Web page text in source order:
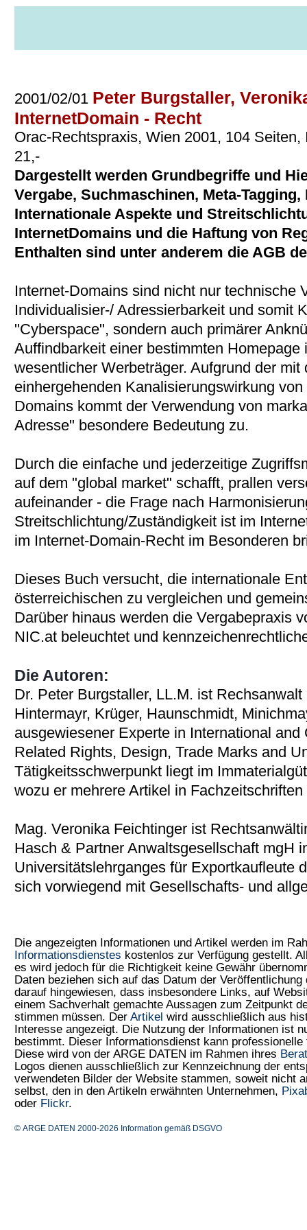
2001/02/01 Peter Burgstaller,
InternetDomain - Recht
Orac-Rechtspraxis, Wien 2001, 104
21,-
Dargestellt werden Grundbegriffe und
Vergabe, Suchmaschinen, Meta-
Internationale Aspekte und
InternetDomains und die Haftung von
Enthalten sind unter anderem die AGB
Internet-Domains sind nicht nur technische
Individualisier-/ Adressierbarkeit und somit
"Cyberspace", sondern auch primärer
Auffindbarkeit einer bestimmten Homepage
wesentlicher Werbeträger. Aufgrund der mit
einhergehenden Kanalisierungswirkung
Domains kommt der Verwendung von
Adresse" besondere Bedeutung zu.
Durch die einfache und jederzeitige
auf dem "global market" schafft, prallen
aufeinander - die Frage nach
Streitschlichtung/Zuständigkeit ist im
im Internet-Domain-Recht im Besonderen
Dieses Buch versucht, die internationale
österreichischen zu vergleichen und
Darüber hinaus werden die Vergabepraxis
NIC.at beleuchtet und
Die Autoren:
Dr. Peter Burgstaller, LL.M. ist
Hintermayr, Krüger, Haunschmidt,
ausgewiesener Experte in International
Related Rights, Design, Trade Marks and
Tätigkeitsschwerpunkt liegt im
wozu er mehrere Artikel in
Mag. Veronika Feichtinger ist
Hasch & Partner Anwaltsgesellschaft mgH
Universitätslehrganges für Exportkaufleute
sich vorwiegend mit Gesellschafts- und
Die angezeigten Informationen und Artikel werden im
Informationsdienstes kostenlos zur Verfügung gestellt.
es wird jedoch für die Richtigkeit keine Gewähr
Daten beziehen sich auf das Datum der
darauf hingewiesen, dass insbesondere Links, auf
einem Sachverhalt gemachte Aussagen zum Zeitpunkt
stimmen müssen. Der Artikel wird ausschließlich aus
Interesse angezeigt. Die Nutzung der Informationen ist
bestimmt. Dieser Informationsdienst kann
Diese wird von der ARGE DATEN im Rahmen ihres
Logos dienen ausschließlich zur Kennzeichnung der
verwendeten Bilder der Website stammen, soweit nicht
selbst, den in den Artikeln erwähnten Unternehmen,
oder Flickr.
© ARGE DATEN 2000-2026 Information gemäß DSGVO